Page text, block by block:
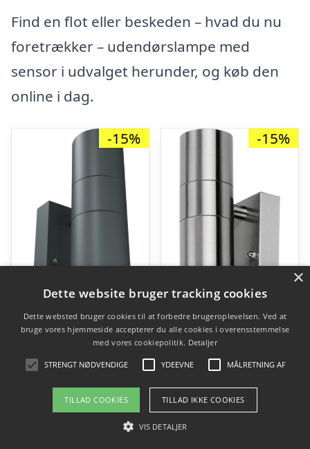
Find en flot eller beskeden – hvad du nu
foretrækker – udendørslampe med
sensor i udvalget herunder, og køb den
online i dag.
-15%
4lite Marinus Sleek udendørs væglampe med sensor, antracit
kr.319,00 Den
oprindelige
pris
kr.271,00
Den
aktuelle
pris
er:
-15%
kr.319,00 Den
oprindelige
pris
kr.271,00
×
Dette website bruger tracking cookies
Dette websted bruger cookies til at forbedre brugeroplevelsen. Ved at
bruge vores hjemmeside accepterer du alle cookies i overensstemmelse
med vores cookiepolitik. Detaljer
STRENGT NØDVENDIGE YDEEVNE MÅLRETNING AF
TILLAD COOKIES TILLAD IKKE COOKIES
VIS DETALJER